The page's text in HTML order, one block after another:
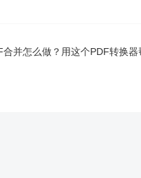
合并怎么做？用这个PDF转换器